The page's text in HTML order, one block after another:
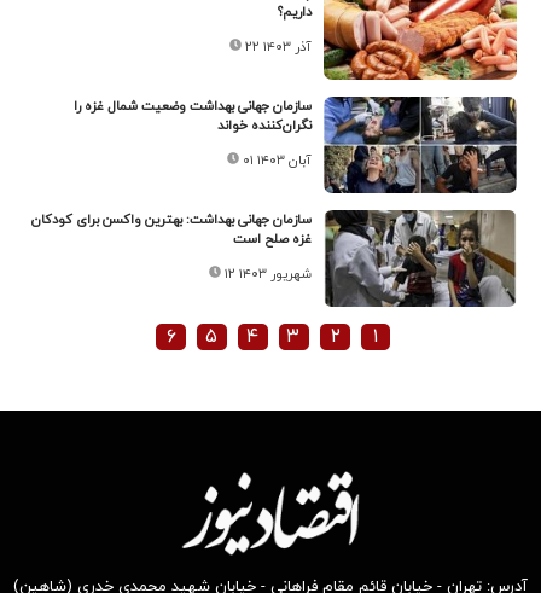
داریم؟
۲۲ آذر ۱۴۰۳
سازمان جهانی بهداشت وضعیت شمال غزه را
نگران‌کننده خواند
۰۱ آبان ۱۴۰۳
سازمان جهانی بهداشت: بهترین واکسن برای کودکان
غزه صلح است
۱۲ شهریور ۱۴۰۳
۱ ۲ ۳ ۴ ۵ ۶
آدرس: تهران - خیابان قائم مقام فراهانی - خیابان شهید محمدی خدری (شاهین)